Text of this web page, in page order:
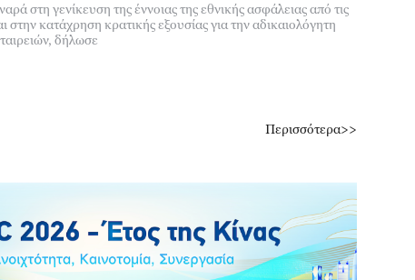
στη γενίκευση της έννοιας της εθνικής ασφάλειας από τις
στην κατάχρηση κρατικής εξουσίας για την αδικαιολόγητη
δήλωσε
Περισσότερα>>